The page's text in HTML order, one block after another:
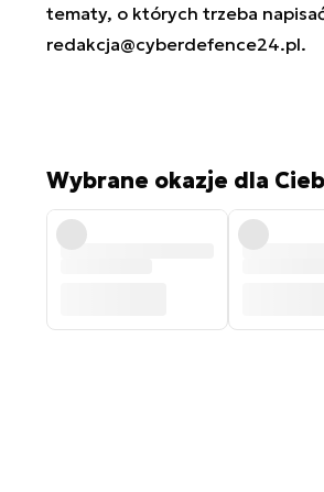
tematy, o których trzeba
redakcja@cyberdefence24.pl.
Wybrane okazje dla